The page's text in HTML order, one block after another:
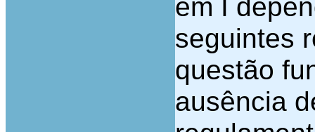
em I
seguintes
questão
ausência